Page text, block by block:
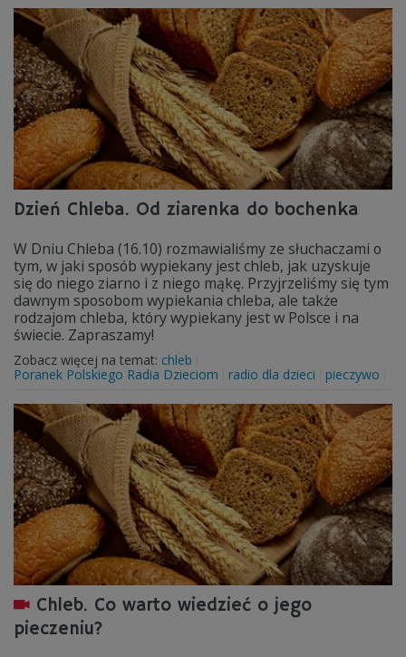
Dzień Chleba. Od ziarenka do bochenka
W Dniu Chleba (16.10) rozmawialiśmy ze słuchaczami o
tym, w jaki sposób wypiekany jest chleb, jak uzyskuje
się do niego ziarno i z niego mąkę. Przyjrzeliśmy się tym
dawnym sposobom wypiekania chleba, ale także
rodzajom chleba, który wypiekany jest w Polsce i na
świecie. Zapraszamy!
Zobacz więcej na temat: chleb
Poranek Polskiego Radia Dzieciom
radio dla dzieci pieczywo
Chleb. Co warto wiedzieć o jego
pieczeniu?